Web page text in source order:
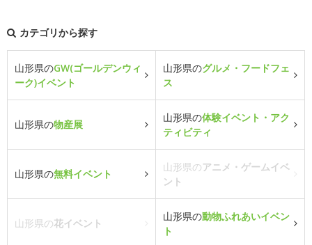
カテゴリから探す
山形県のGW(ゴールデンウィ
ーク)イベント
山形県のグルメ・フードフェ
ス
山形県の物産展
山形県の体験イベント・アク
ティビティ
山形県の無料イベント
山形県のアニメ・ゲームイベ
ント
山形県の花イベント
山形県の動物ふれあいイベン
ト